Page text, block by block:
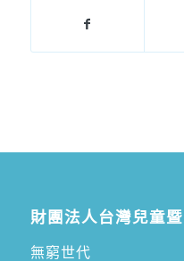
財團法人台灣兒童
無窮世代